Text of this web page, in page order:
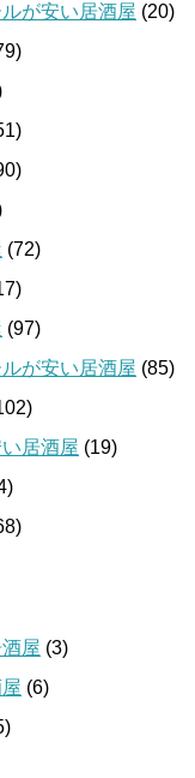
が安い居酒屋 (20)
(72)
(97)
が安い居酒屋 (85)
居酒屋 (19)
屋 (3)
(6)